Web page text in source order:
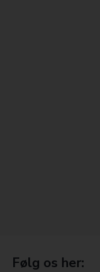
Følg os her: